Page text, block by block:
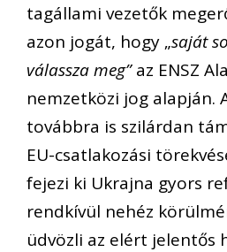
tagállami vezetők
azon jogát, hogy „saját
válassza meg”az ENSZ
nemzetközi jog alapján.
továbbra is szilárdan
EU-csatlakozási
fejezi ki Ukrajna gyors
rendkívül nehéz
üdvözli az elért jelentős